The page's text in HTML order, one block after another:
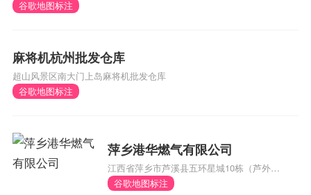
谷歌地图标注
麻将机杭州批发仓库
超山风景区南大门上岛麻将机批发仓库
谷歌地图标注
萍乡港华燃气有限公司
江西省萍乡市芦溪县五环星城10栋（芦外和
体育馆对面）
谷歌地图标注